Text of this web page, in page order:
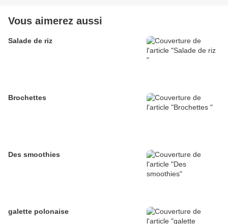
Vous aimerez aussi
Salade de riz
Brochettes
Des smoothies
galette polonaise